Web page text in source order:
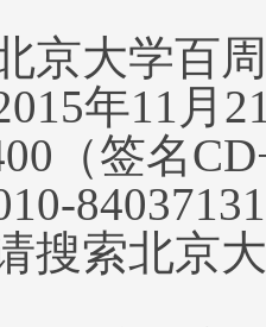
京大学百
年11月
（签名
请搜索北